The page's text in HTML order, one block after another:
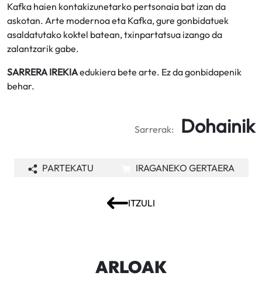
Kafka haien kontakizunetarko pertsonaia bat izan da
askotan. Arte modernoa eta Kafka, gure gonbidatuek
asaldatutako koktel batean, txinpartatsua izango da
zalantzarik gabe.
SARRERA IREKIAedukiera bete arte. Ez da gonbidapenik
behar.
Sarrerak: Dohainik
ITZULI
PARTEKATU IRAGANEKO GERTAERA
ARLOAK